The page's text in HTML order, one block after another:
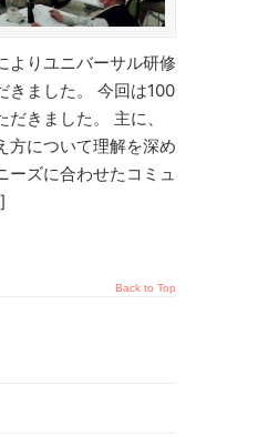
よりユニバーサル研修
きました。 今回は100
きました。 主に、
方について理解を深め
ーズに合わせたコミュ
Back to Top